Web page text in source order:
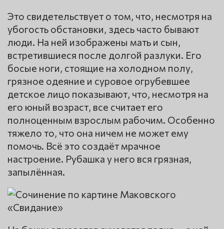
Это свидетельствует о том, что, несмотря на
убогость обстановки, здесь часто бывают
люди. На ней изображены мать и сын,
встретившиеся после долгой разлуки. Его
босые ноги, стоящие на холодном полу,
грязное одеяние и суровое огрубевшее
детское лицо показывают, что, несмотря на
его юный возраст, все считает его
полноценным взрослым рабочим. Особенно
тяжело то, что она ничем не может ему
помочь. Всё это создаёт мрачное
настроение. Рубашка у него вся грязная,
запылённая.